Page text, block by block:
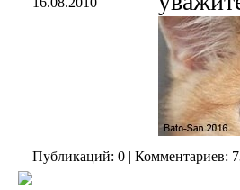
Публикаций: 0 | Комментариев: